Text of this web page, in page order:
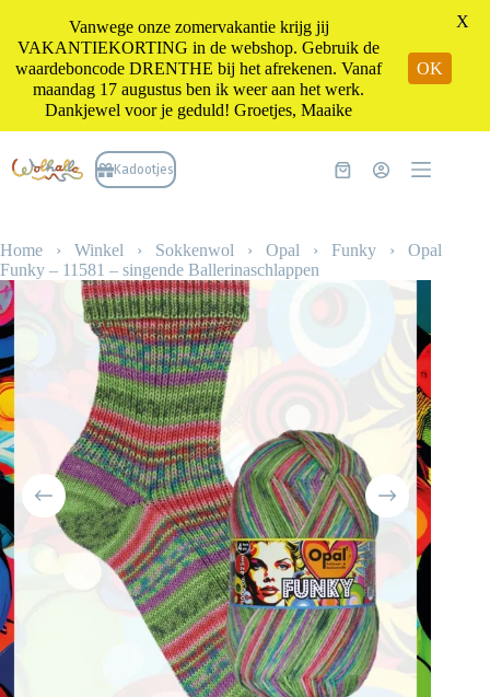
naar
de
Kadootjes Winkelwagen
Home › Winkel › Sokkenwol › Opal › Funky › Opal
Funky – 11581 – singende Ballerinaschlappen
Vanwege onze zomervakantie krijg jij
VAKANTIEKORTING in de webshop. Gebruik de
waardeboncode DRENTHE bij het afrekenen. Vanaf
maandag 17 augustus ben ik weer aan het werk.
Dankjewel voor je geduld! Groetjes, Maaike
OK
X